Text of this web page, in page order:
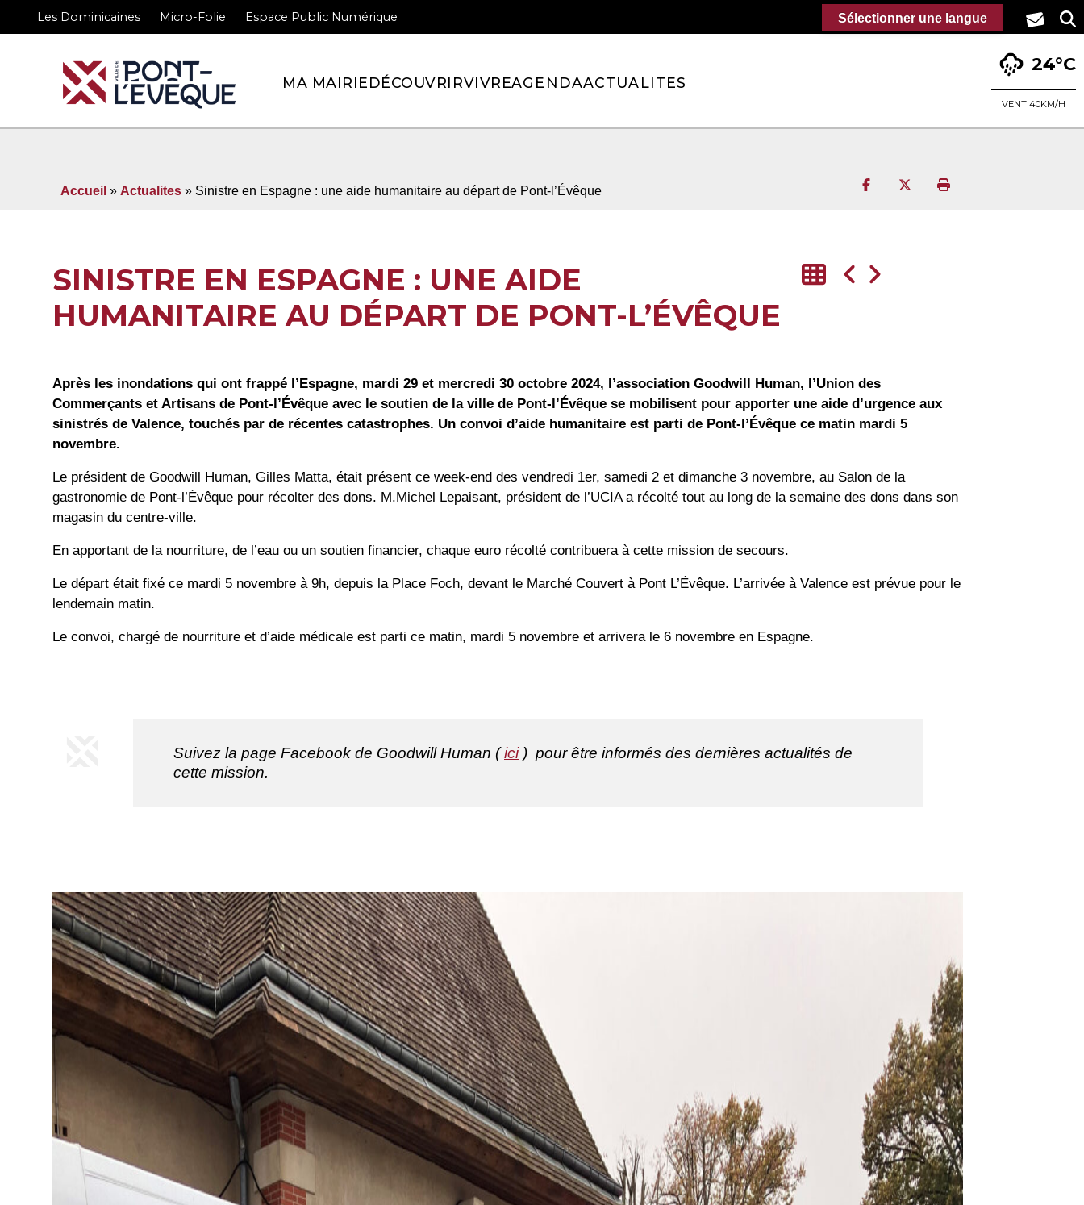
Les Dominicaines Micro-Folie Espace Public Numérique
MA MAIRIEDÉCOUVRIRVIVREAGENDAACTUALITES
24°C
VENT 40KM/H
Accueil » Actualites » Sinistre en Espagne : une aide humanitaire au départ de Pont-l’Évêque Partager sur Facebook
Partager sur Twitter
Imprimer la page
SINISTRE EN ESPAGNE : UNE AIDE
HUMANITAIRE AU DÉPART DE PONT-L’ÉVÊQUE
Après les inondations qui ont frappé l’Espagne, mardi 29 et mercredi 30 octobre 2024, l’association Goodwill Human, l’Union des
Commerçants et Artisans de Pont-l’Évêque avec le soutien de la ville de Pont-l’Évêque se mobilisent pour apporter une aide d’urgence aux
sinistrés de Valence, touchés par de récentes catastrophes. Un convoi d’aide humanitaire est parti de Pont-l’Évêque ce matin mardi 5
novembre.
Le président de Goodwill Human, Gilles Matta, était présent ce week-end des vendredi 1er, samedi 2 et dimanche 3 novembre, au Salon de la
gastronomie de Pont-l’Évêque pour récolter des dons. M.Michel Lepaisant, président de l’UCIA a récolté tout au long de la semaine des dons dans son
magasin du centre-ville.
En apportant de la nourriture, de l’eau ou un soutien financier, chaque euro récolté contribuera à cette mission de secours.
Le départ était fixé ce mardi 5 novembre à 9h, depuis la Place Foch, devant le Marché Couvert à Pont L’Évêque. L’arrivée à Valence est prévue pour le
lendemain matin.
Le convoi, chargé de nourriture et d’aide médicale est parti ce matin, mardi 5 novembre et arrivera le 6 novembre en Espagne.
Suivez la page Facebook de Goodwill Human (ici) pour être informés des dernières actualités de
cette mission.
Sélectionner une langue